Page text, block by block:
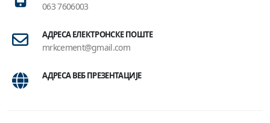
063 7606003
АДРЕСА ЕЛЕКТРОНСКЕ ПОШТЕ
mrkcement@gmail.com
АДРЕСА ВЕБ ПРЕЗЕНТАЦИЈЕ